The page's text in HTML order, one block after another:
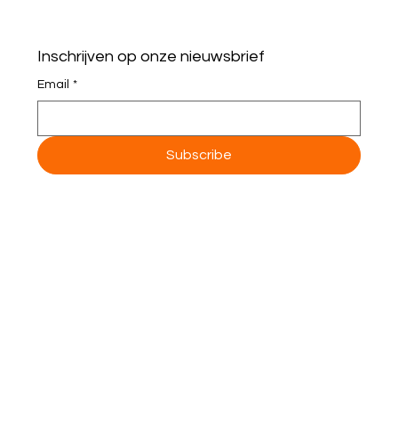
Inschrijven op onze nieuwsbrief
Email *
Subscribe